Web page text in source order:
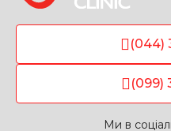
(044)
(099)
Ми в